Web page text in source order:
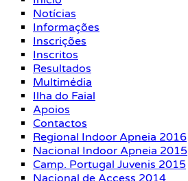
Notícias
Informações
Inscrições
Inscritos
Resultados
Multimédia
Ilha do Faial
Apoios
Contactos
Regional Indoor Apneia 2016
Nacional Indoor Apneia 2015
Camp. Portugal Juvenis 2015
Nacional de Access 2014